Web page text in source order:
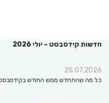
קידסבסט – יולי 2026
שהתחדש ממש החודש בקידסבסט והיה…